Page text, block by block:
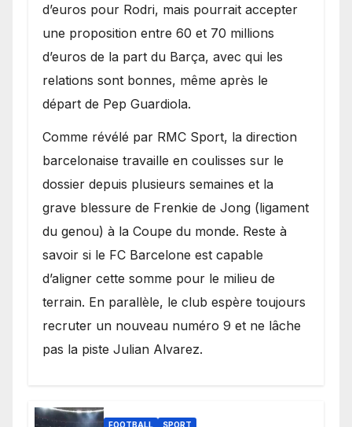
d’euros pour Rodri, mais pourrait accepter
une proposition entre 60 et 70 millions
d’euros de la part du Barça, avec qui les
relations sont bonnes, même après le
départ de Pep Guardiola.
​Comme révélé par RMC Sport, la direction
barcelonaise travaille en coulisses sur le
dossier depuis plusieurs semaines et la
grave blessure de Frenkie de Jong (ligament
du genou) à la Coupe du monde. Reste à
savoir si le FC Barcelone est capable
d’aligner cette somme pour le milieu de
terrain. En parallèle, le club espère toujours
recruter un nouveau numéro 9 et ne lâche
pas la piste Julian Alvarez.
FOOTBALL SPORT